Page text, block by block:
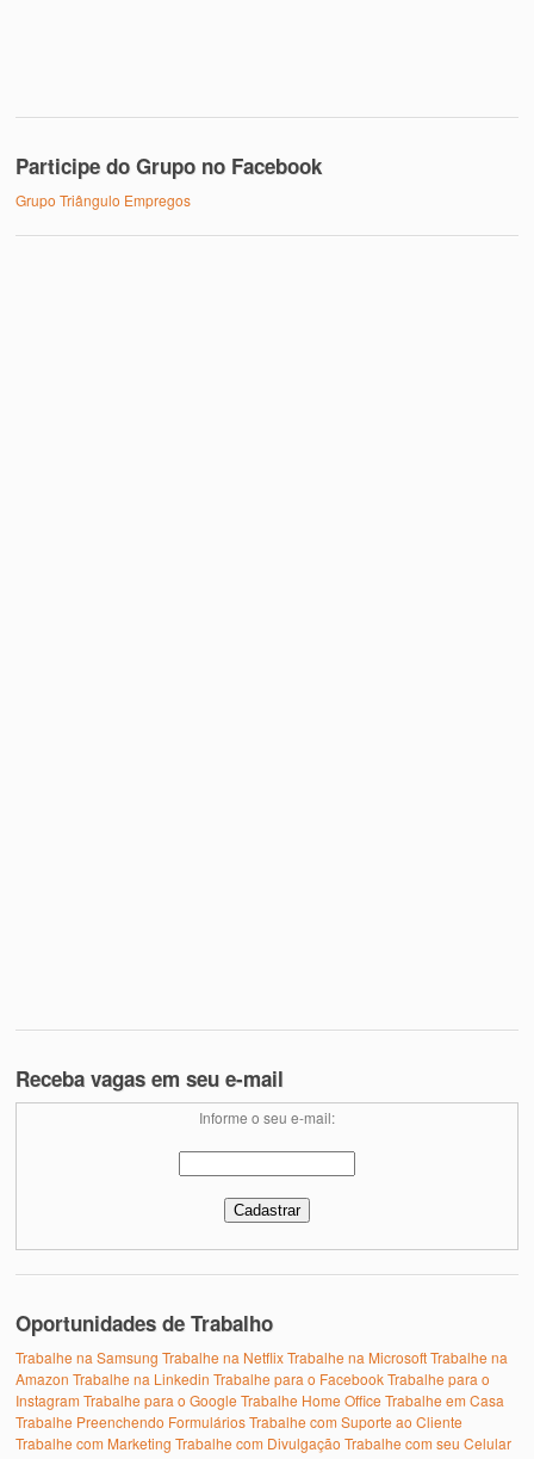
Participe do Grupo no Facebook
Grupo Triângulo Empregos
Receba vagas em seu e-mail
Informe o seu e-mail:
Oportunidades de Trabalho
Trabalhe na Samsung Trabalhe na NetflixTrabalhe na MicrosoftTrabalhe na
Amazon Trabalhe na Linkedin Trabalhe para o FacebookTrabalhe para o
Instagram Trabalhe para o Google Trabalhe Home Office Trabalhe em Casa
Trabalhe Preenchendo FormuláriosTrabalhe com Suporte ao Cliente
Trabalhe com Marketing Trabalhe com Divulgação Trabalhe com seu Celular